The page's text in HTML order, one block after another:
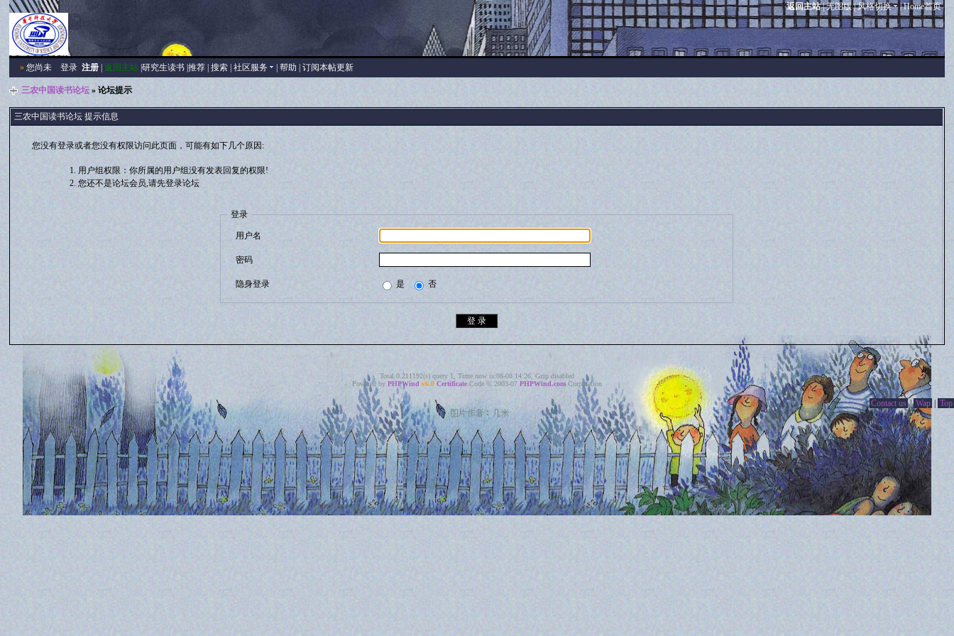
返回主站|无图版|风格切换 |Home首页
» 您尚未登录 注册 |返回主站 |研究生读书 |推荐 |搜索 |社区服务 |帮助 |订阅本帖更新
三农中国读书论坛 » 论坛提示
三农中国读书论坛 提示信息
您没有登录或者您没有权限访问此页面，可能有如下几个原因:
用户组权限：你所属的用户组没有发表回复的权限!
您还不是论坛会员,请先登录论坛
登录
用户名
密码
隐身登录 是 否
Total 0.211192(s) query 1, Time now is:08-08 14:26, Gzip disabled
Powered by PHPWind v6.0 Certificate Code © 2003-07 PHPWind.com Corporation
Contact us | Wap | Top